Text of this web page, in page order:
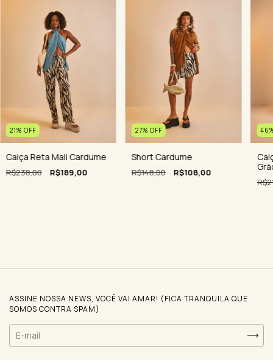
21% OFF
Calça Reta Mali Cardume
R$238,00 R$189,00
27% OFF
Short Cardume
R$148,00 R$108,00
46
ASSINE NOSSA NEWS, VOCÊ VAI AMAR! (FICA TRANQUILA QUE
SOMOS CONTRA SPAM)